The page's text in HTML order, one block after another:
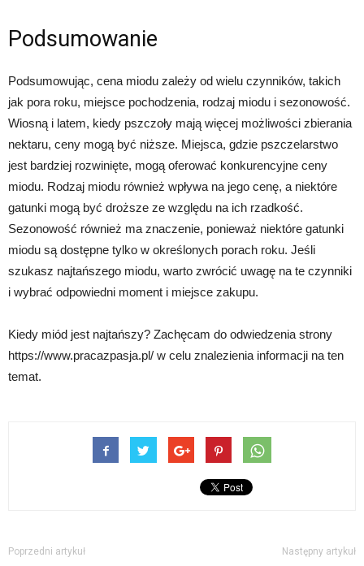
Podsumowanie
Podsumowując, cena miodu zależy od wielu czynników, takich
jak pora roku, miejsce pochodzenia, rodzaj miodu i sezonowość.
Wiosną i latem, kiedy pszczoły mają więcej możliwości zbierania
nektaru, ceny mogą być niższe. Miejsca, gdzie pszczelarstwo
jest bardziej rozwinięte, mogą oferować konkurencyjne ceny
miodu. Rodzaj miodu również wpływa na jego cenę, a niektóre
gatunki mogą być droższe ze względu na ich rzadkość.
Sezonowość również ma znaczenie, ponieważ niektóre gatunki
miodu są dostępne tylko w określonych porach roku. Jeśli
szukasz najtańszego miodu, warto zwrócić uwagę na te czynniki
i wybrać odpowiedni moment i miejsce zakupu.
Kiedy miód jest najtańszy? Zachęcam do odwiedzenia strony
https://www.pracazpasja.pl/ w celu znalezienia informacji na ten
temat.
Poprzedni artykuł Następny artykuł